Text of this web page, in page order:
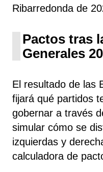
Ribarredonda de
Pactos tras
Generales
El resultado de las
fijará qué partidos
gobernar a través
simular cómo se
izquierdas y
calculadora de